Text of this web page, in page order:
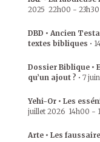
2025 22h00 - 23h30
DBD • Ancien
textes bibliques •
Dossier Biblique •
qu’un ajout ? • 7
Yehi-Or • Les
juillet 2026 14h00 -
Arte • Les